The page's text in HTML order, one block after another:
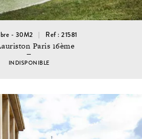
- 30M2 Ref : 21581
Paris 16ème
INDISPONIBLE